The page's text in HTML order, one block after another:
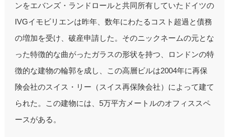
ンをエバンズ・ランドロールと共同所有していたドイツの
IVGイモビリエンは昨年、数年にわたるコスト超過と債務
の増加を受け、破産申請した。そのニックネームの元とな
った特徴的な曲がったガラスの形状を持つ、ロンドンの特
徴的な建物の輪郭を成し、この高層ビルは2004年に再保
険会社のスイス・リー（スイス再保険会社）によって建て
られた。この建物には、5万平方メートルのオフィススペ
ースがある。